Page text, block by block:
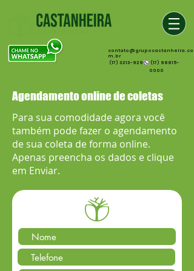
contato@grupocastanheira.co
m.br
(17) 3213-9299
(17) 98815-
0000
Agendamento online de coletas
Para sua comodidade agora você
também pode fazer o agendamento
de sua coleta de forma online.
Apenas preencha os dados e clique
em Enviar.